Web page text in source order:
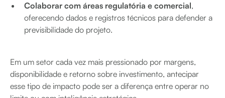
Colaborar com áreas regulatória e comercial,
oferecendo dados e registros técnicos para defender a
previsibilidade do projeto.
Em um setor cada vez mais pressionado por margens,
disponibilidade e retorno sobre investimento, antecipar
esse tipo de impacto pode ser a diferença entre operar no